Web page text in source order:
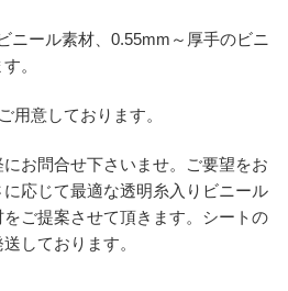
ニール素材、0.55mm～厚手のビニ
。
用意しております。
お問合せ下さいませ。ご要望をお
応じて最適な透明糸入りビニール
ご提案させて頂きます。シートの
しております。